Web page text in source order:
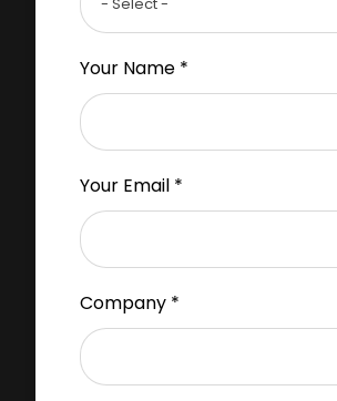
Your Name *
Your Email *
Company *